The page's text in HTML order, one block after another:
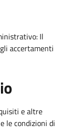
Il
accertamenti
e altre
le condizioni di